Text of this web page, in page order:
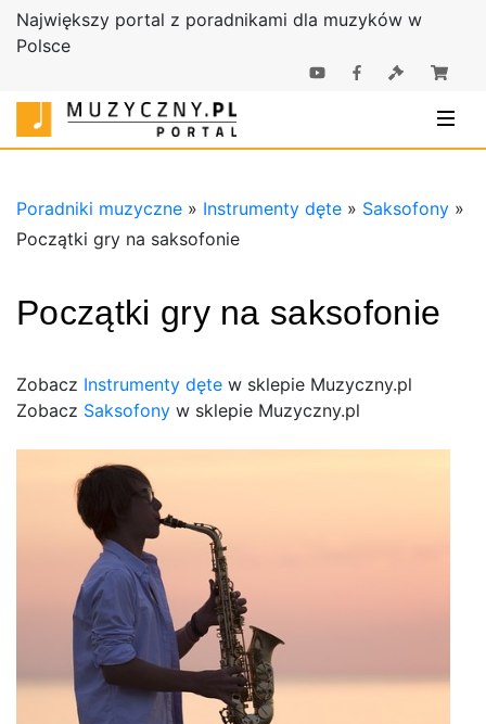
Największy portal z poradnikami dla muzyków w
Polsce
Sklep
muzyczne |
Poradniki muzyczne » Instrumenty dęte » Saksofony »
Początki gry na saksofonie
Początki gry na saksofonie
Zobacz Instrumenty dęte w sklepie Muzyczny.pl
Zobacz Saksofony w sklepie Muzyczny.pl